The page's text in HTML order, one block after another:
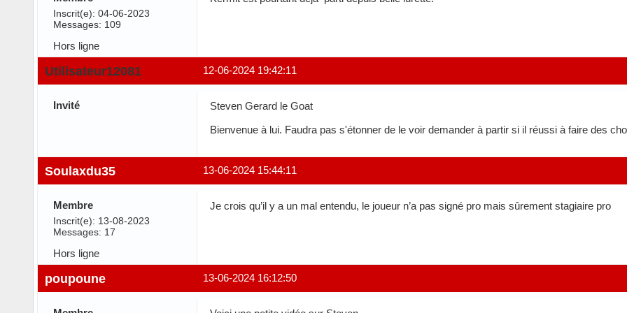
Inscrit(e): 04-06-2023
Messages: 109
Hors ligne
12-06-2024 19:42:11
Utilisateur12081
Invité
Steven Gerard le Goat
Bienvenue à lui. Faudra pas s'étonner de le voir demander à partir si il réussi à faire des
13-06-2024 15:44:11
Soulaxdu35
Membre
Inscrit(e): 13-08-2023
Messages: 17
Je crois qu’il y a un mal entendu, le joueur n’a pas signé pro mais sûrement stagiaire pro
Hors ligne
13-06-2024 16:12:50
poupoune